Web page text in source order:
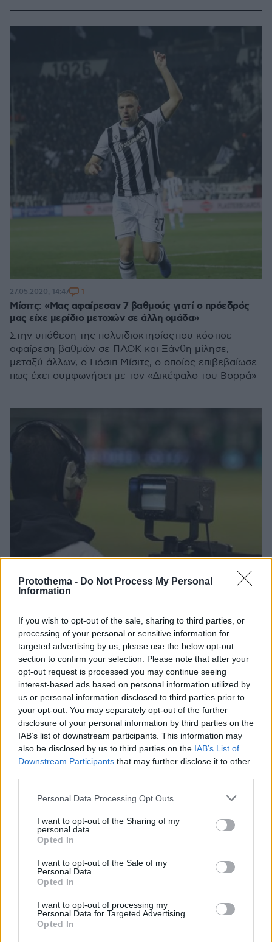
Protothema - Do Not Process My Personal
Information
If you wish to opt-out of the sale, sharing to third parties, or
processing of your personal or sensitive information for
targeted advertising by us, please use the below opt-out
section to confirm your selection. Please note that after your
opt-out request is processed you may continue seeing
interest-based ads based on personal information utilized by
us or personal information disclosed to third parties prior to
your opt-out. You may separately opt-out of the further
disclosure of your personal information by third parties on the
IAB’s list of downstream participants. This information may
also be disclosed by us to third parties on the IAB’s List of
Downstream Participants that may further disclose it to other
Please note that this website/app uses one or more Google
not limited to your visit or usage behaviour. You may click to
grant or deny consent to Google and its third-party tags to
use your data for below specified purposes in below Google
consent section.
Personal Data Processing Opt Outs
I want to opt-out of the Sharing of my
personal data.
Opted In
I want to opt-out of the Sale of my
Personal Data.
Opted In
I want to opt-out of processing my
Personal Data for Targeted Advertising.
Opted In
Μίσιτς: «Μας αφαίρεσαν 7 βαθμούς γιατί ο πρόεδρός
μας είχε μερίδιο μετοχών σε άλλη ομάδα»
Στην υπόθεση της πολυιδιοκτησίας που κόστισε
αφαίρεση βαθμών σε ΠΑΟΚ και Ξάνθη μίλησε,
μεταξύ άλλων, ο Γιόσιπ Μίσιτς, ο οποίος επιβεβαίωσε
πως έχει συμφωνήσει με τον «Δικέφαλο του Βορρά»
27.05.2020, 14:47 1
Super League 1: Ναι στην κεντρική διαχείριση των
τηλεοπτικών, αποστάσεις από Ολυμπιακό, Άρη, ΑΕΛ,
Πανιώνιο
Η πρόθεση για επιστροφή στην κεντρική διαχείριση
των τηλεοπτικών δικαιωμάτων εκφράστηκε απ’ όλους,
κατά τη διάρκεια της τηλεδιάσκεψης της Super
League 1 , που ξεκίνησε με πολύ ένταση, ωστόσο
Ολυμπιακός, Άρης, ΑΕΛ και Πανιώνιος έβαλαν
ζητήματα… πολυϊδιοκτησίας!
29.04.2020, 14:59